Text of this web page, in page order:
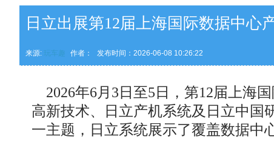
日立出展第12届上海国际数据中心
来源: 玩车趣 作者： 发布时间：2026-06-08 10:26:22
2026年6月3日至5日，第12届上海
高新技术、日立产机系统及日立中国
一主题，日立系统展示了覆盖数据中